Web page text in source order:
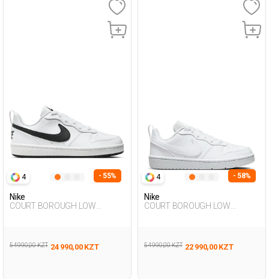
4 - 55%
Nike
COURT BOROUGH LOW
54 990,00 KZT 24 990,00 KZT
4 - 58%
Nike
COURT BOROUGH LOW
54 990,00 KZT 22 990,00 KZT